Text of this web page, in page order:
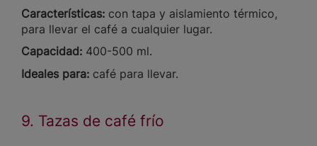
Características: con tapa y aislamiento térmico,
para llevar el café a cualquier lugar.
Capacidad: 400-500 ml.
Ideales para: café para llevar.
9. Tazas de café frío